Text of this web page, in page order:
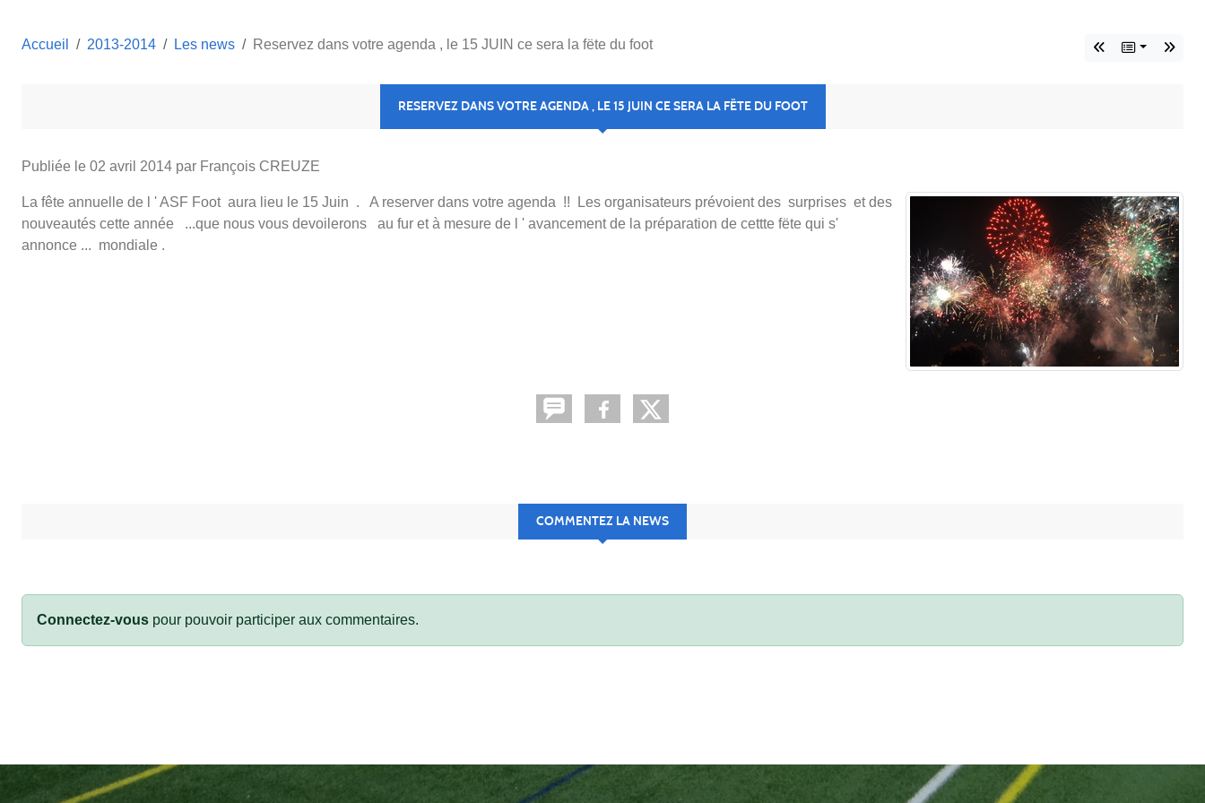
Accueil 2013-2014 Les news Reservez dans votre agenda , le 15 JUIN ce sera la fëte du foot
RESERVEZ DANS VOTRE AGENDA , LE 15 JUIN CE SERA LA FËTE DU FOOT
Publiée le 02 avril 2014 par François CREUZE
La fête annuelle de l ' ASF Foot aura lieu le 15 Juin . A reserver dans votre agenda !! Les organisateurs prévoient des surprises et des
nouveautés cette année ...que nous vous devoilerons au fur et à mesure de l ' avancement de la préparation de cettte fëte qui s'
annonce ... mondiale .
COMMENTEZ LA NEWS
Connectez-vous pour pouvoir participer aux commentaires.